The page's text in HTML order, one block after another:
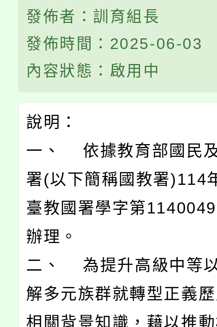
發佈者：訓育組長
發佈時間：2025-06-03
內容狀態：啟用中
說明：
一、 依據教育部國民
署(以下簡稱國教署)114
臺教國署學字第
辦理。
二、 為提升高級中等
解多元族群就轉型正義
相關背景知識，藉以推